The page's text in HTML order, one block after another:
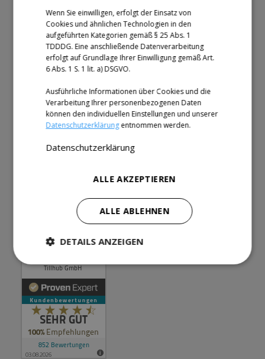
Datenschutzerklärung
Kostenlose Downloads
Impressum
Help Center
Partner
Wir sind für Dich da
+49 (0)30 34649643
08:00 - 20:00 Uhr
Sa. + So. 09:00 - 18:00 Uhr
Wenn Sie einwilligen, erfolgt der Einsatz von
Cookies und ähnlichen Technologien in den
aufgeführten Kategorien gemäß § 25 Abs. 1
TDDDG. Eine anschließende Datenverarbeitung
erfolgt auf Grundlage Ihrer Einwilligung gemäß Art.
6 Abs. 1 S. 1 lit. a) DSGVO.
Ausführliche Informationen über Cookies und die
Verarbeitung Ihrer personenbezogenen Daten
können den individuellen Einstellungen und unserer
Datenschutzerklärungentnommen werden.
Datenschutzerklärung
ALLE AKZEPTIEREN
ALLE ABLEHNEN
DETAILS ANZEIGEN
Performance Targeting
Funktionalität